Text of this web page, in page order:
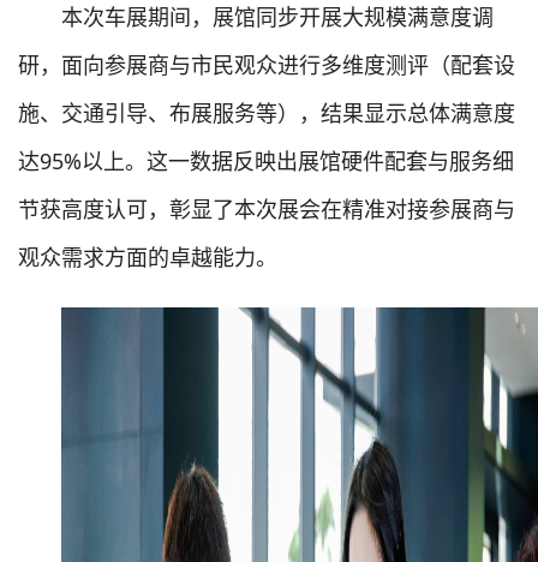
本次车展期间，展馆同步开展大规模满意度调
研，面向参展商与市民观众进行多维度测评（配套设
施、交通引导、布展服务等），结果显示总体满意度
达95%以上。这一数据反映出展馆硬件配套与服务细
节获高度认可，彰显了本次展会在精准对接参展商与
观众需求方面的卓越能力。